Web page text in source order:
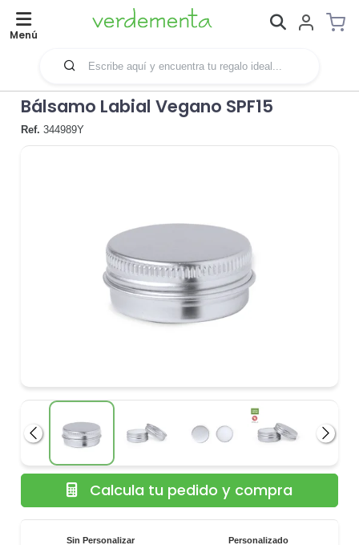
Menú
Bálsamo Labial Vegano SPF15
Ref. 344989Y
Anterior
Sin Personalizar
Personalizado
Calcula tu pedido y compra